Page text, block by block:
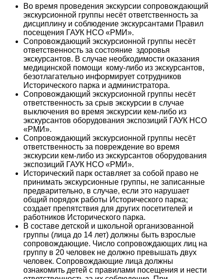
Во время проведения экскурсии сопровождающий
экскурсионной группы несёт ответственность за
дисциплину и соблюдение экскурсантами Правил
посещения ГАУК НСО «РМИ».
Сопровождающий экскурсионной группы несёт
ответственность за состояние здоровья
экскурсантов. В случае необходимости оказания
медицинской помощи кому-либо из экскурсантов,
безотлагательно информирует сотрудников
Исторического парка и администратора.
Сопровождающий экскурсионной группы несёт
ответственность за срыв экскурсии в случае
выключения во время экскурсии кем-либо из
экскурсантов оборудования экспозиций ГАУК НСО
«РМИ».
Сопровождающий экскурсионной группы несёт
ответственность за повреждение во время
экскурсии кем-либо из экскурсантов оборудования
экспозиций ГАУК НСО «РМИ».
Исторический парк оставляет за собой право не
принимать экскурсионные группы, не записанные
предварительно, в случае, если это нарушает
общий порядок работы Исторического парка;
создает препятствия для других посетителей и
работников Исторического парка.
В составе детской и школьной организованной
группы (лица до 14 лет) должны быть взрослые
сопровождающие. Число сопровождающих лиц на
группу в 20 человек не должно превышать двух
человек. Сопровождающие лица должны
ознакомить детей с правилами посещения и нести